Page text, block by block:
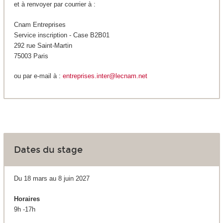
et à renvoyer par courrier à :
Cnam Entreprises
Service inscription - Case B2B01
292 rue Saint-Martin
75003 Paris
ou par e-mail à : entreprises.inter@lecnam.net
Dates du stage
Du 18 mars au 8 juin 2027
Horaires
9h -17h